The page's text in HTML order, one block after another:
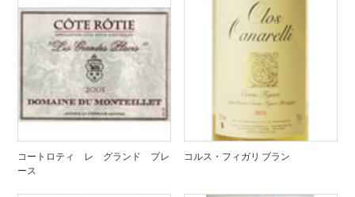
コートロティ レ グランド プレ
ース
コルス・フィガリ ブラン